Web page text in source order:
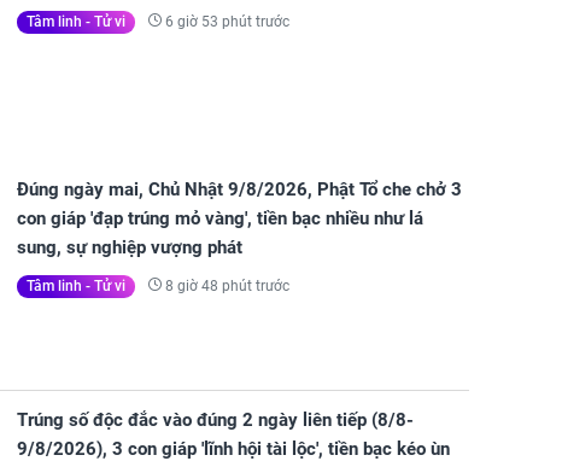
Tâm linh - Tử vi 6 giờ 53 phút trước
Đúng ngày mai, Chủ Nhật 9/8/2026, Phật Tổ che chở 3
con giáp 'đạp trúng mỏ vàng', tiền bạc nhiều như lá
sung, sự nghiệp vượng phát
Tâm linh - Tử vi 8 giờ 48 phút trước
Trúng số độc đắc vào đúng 2 ngày liên tiếp (8/8-
9/8/2026), 3 con giáp 'lĩnh hội tài lộc', tiền bạc kéo ùn